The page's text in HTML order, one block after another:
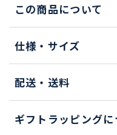
この商品について
仕様・サイズ
配送・送料
ギフトラッピングに